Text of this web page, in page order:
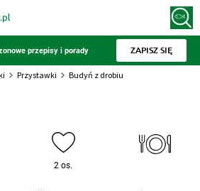
przepisy i porady ZAPISZ SIĘ
Przystawki Budyń z drobiu
2 os.